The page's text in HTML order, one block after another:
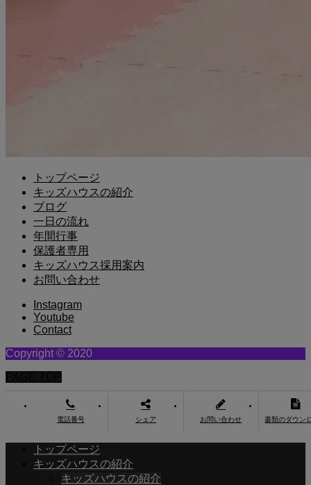
トップページ
キッズハウスの紹介
ブログ
一日の流れ
年間行事
保護者専用
キッズハウス採用案内
お問い合わせ
Instagram
Youtube
Contact
Copyright © 2020
電話番号 シェア お問い合わせ 書類のダウン
トップページ
キッズハウスの紹介
キッズハウスの紹介